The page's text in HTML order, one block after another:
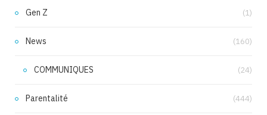
Gen Z (1)
News (160)
COMMUNIQUES (24)
Parentalité (444)